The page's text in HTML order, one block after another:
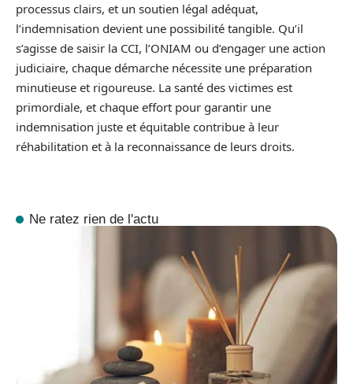
processus clairs, et un soutien légal adéquat,
l’indemnisation devient une possibilité tangible. Qu’il
s’agisse de saisir la CCI, l’ONIAM ou d’engager une action
judiciaire, chaque démarche nécessite une préparation
minutieuse et rigoureuse. La santé des victimes est
primordiale, et chaque effort pour garantir une
indemnisation juste et équitable contribue à leur
réhabilitation et à la reconnaissance de leurs droits.
Ne ratez rien de l'actu